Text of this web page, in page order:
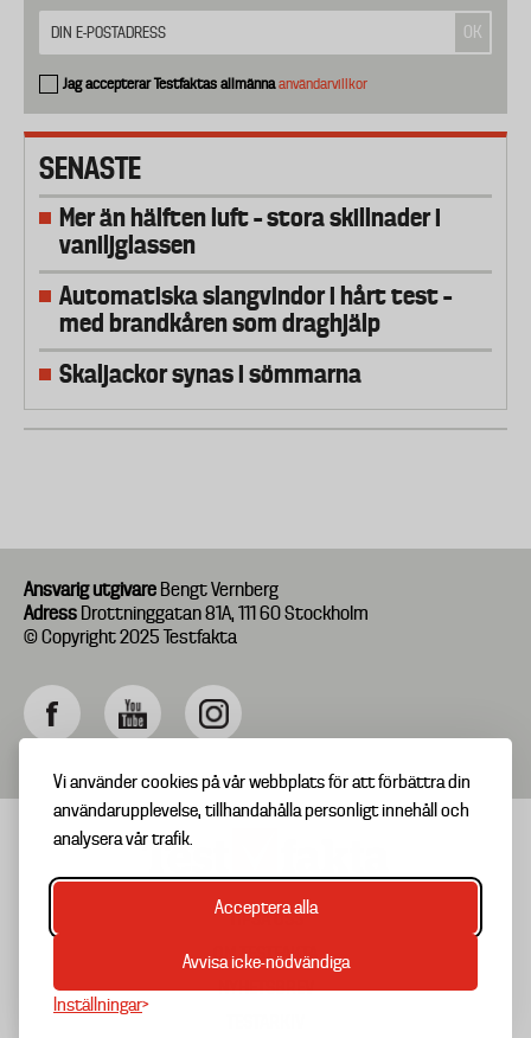
Vi använder cookies på vår webbplats för att förbättra din
användarupplevelse, tillhandahålla personligt innehåll och
analysera vår trafik.
Acceptera alla
Avvisa icke-nödvändiga
Inställningar
Jag accepterar Testfaktas allmännaanvändarvillkor
SENASTE
Mer än hälften luft – stora skillnader i
vaniljglassen
Automatiska slangvindor i hårt test –
med brandkåren som draghjälp
Skaljackor synas i sömmarna
Ansvarig utgivare Bengt Vernberg
Adress Drottninggatan 81A, 111 60 Stockholm
© Copyright 2025 Testfakta
Footer
menu
TIPSA OSS
OM TESTFAKTA
NYHETSBREV